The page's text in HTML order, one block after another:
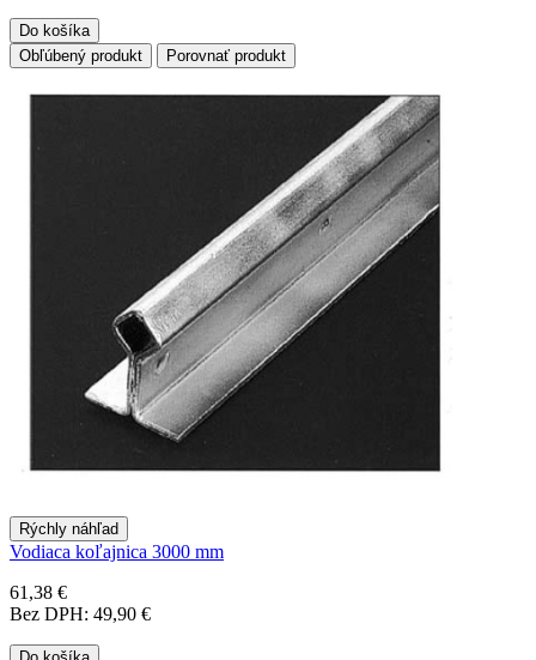
Do košíka
Obľúbený produkt
Porovnať produkt
Rýchly náhľad
Vodiaca koľajnica 3000 mm
61,38 €
Bez DPH: 49,90 €